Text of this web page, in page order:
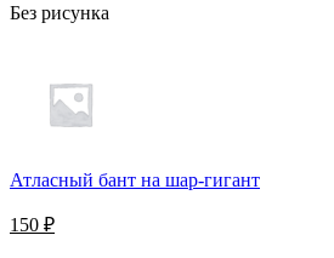
Без рисунка
Атласный бант на шар-гигант
150 ₽